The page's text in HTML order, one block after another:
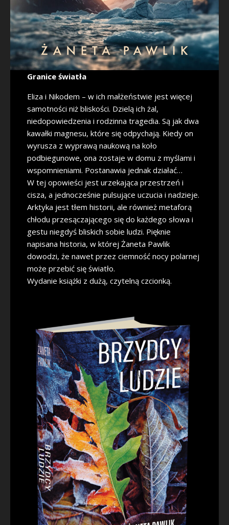
Granice światła
Eliza i Nikodem – w ich małżeństwie jest więcej
samotności niż bliskości. Dzielą ich żal,
niedopowiedzenia i rodzinna tragedia. Są jak dwa
kawałki magnesu, które się odpychają. Kiedy on
wyrusza z wyprawą naukową na koło
podbiegunowe, ona zostaje w domu z myślami i
wspomnieniami. Postanawia jednak działać…
W tej opowieści jest urzekająca przestrzeń i
cisza, a jednocześnie pulsujące uczucia i nadzieje.
Arktyka jest tłem historii, ale również metaforą
chłodu przesączającego się do każdego słowa i
gestu niegdyś bliskich sobie ludzi. Pięknie
napisana historia, w której Żaneta Pawlik
dowodzi, że nawet przez ciemność nocy polarnej
może przebić się światło.
Wydanie książki z dużą, czytelną czcionką.